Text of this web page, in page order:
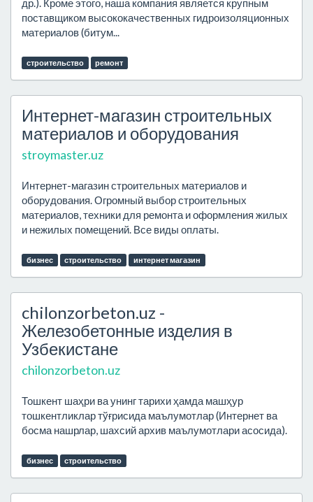
др.). Кроме этого, наша компания является крупным
поставщиком высококачественных гидроизоляционных
материалов (битум...
строительство ремонт
Интернет-магазин строительных
материалов и оборудования
stroymaster.uz
Интернет-магазин строительных материалов и
оборудования. Огромный выбор строительных
материалов, техники для ремонта и оформления жилых
и нежилых помещений. Все виды оплаты.
бизнес строительство интернет магазин
chilonzorbeton.uz -
Железобетонные изделия в
Узбекистане
chilonzorbeton.uz
Тошкент шаҳри ва унинг тарихи ҳамда машҳур
тошкентликлар тўғрисида маълумотлар (Интернет ва
босма нашрлар, шахсий архив маълумотлари асосида).
бизнес строительство